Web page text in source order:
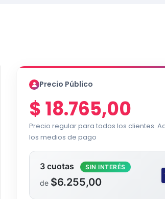
Precio Público
$18.765,00
Precio regular para todos los clientes.
los medios de pago
3 cuotas SIN INTERÉS
de $6.255,00